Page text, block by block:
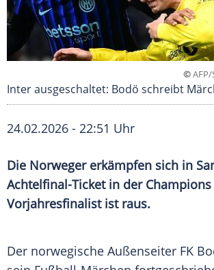
©AFP/
Inter ausgeschaltet: Bodö schreibt
24.02.2026 - 22:51 Uhr
Die Norweger erkämpfen sich in
Achtelfinal-Ticket in der Champions
Vorjahresfinalist ist raus.
Der norwegische Außenseiter FK